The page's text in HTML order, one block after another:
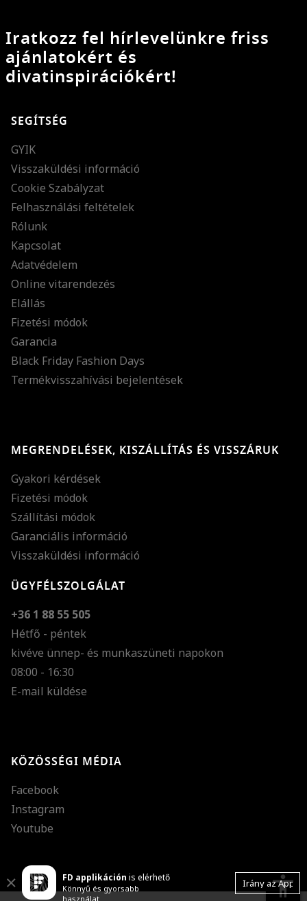
Iratkozz fel hírlevelünkre friss
ajánlatokért és
divatinspirációkért!
SEGÍTSÉG
GYIK
Visszaküldési információ
Cookie Szabályzat
Felhasználási feltételek
Rólunk
Kapcsolat
Adatvédelem
Online vitarendezés
Elállás
Fizetési módok
Garancia
Black Friday Fashion Days
Termékvisszahívási bejelentések
MEGRENDELÉSEK, KISZÁLLÍTÁS ÉS VISSZÁRUK
Gyakori kérdések
Fizetési módok
Szállítási módok
Garanciális információ
Visszaküldési információ
ÜGYFÉLSZOLGÁLAT
+36 1 88 55 505
Hétfő - péntek
kivéve ünnep- és munkaszüneti napokon
08:00 - 16:30
E-mail küldése
KÖZÖSSÉGI MÉDIA
Facebook
Instagram
Youtube
FD applikáción is elérhető
Könnyű és gyorsabb
használat
Irány az App
Close accessibility
Nagy kurzor